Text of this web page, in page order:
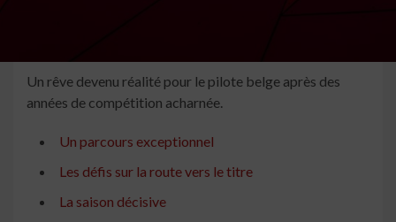
Un rêve devenu réalité pour le pilote belge après des
années de compétition acharnée.
Un parcours exceptionnel
Les défis sur la route vers le titre
La saison décisive